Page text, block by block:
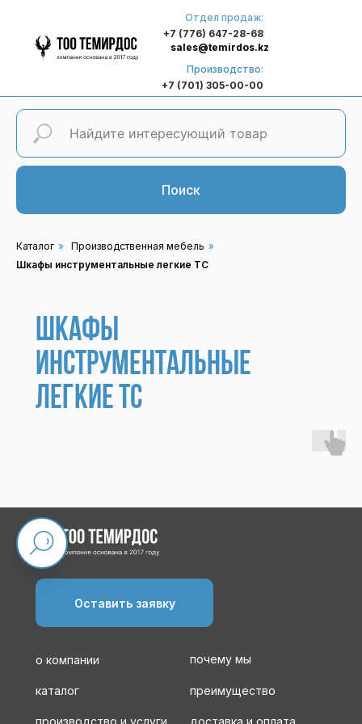
Отдел продаж:
+7 (776) 647-28-68
Производство:
+7 (701) 305-00-00
sales@temirdos.kz
Поиск
Каталог » Производственная мебель »
Шкафы инструментальные легкие ТС
Шкафы
инструментальные
легкие ТС
доставка и оплата
производство и услуги
каталог преимущество
почему мы
о компании
Оставить заявку